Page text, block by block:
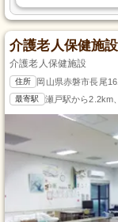
介護老人保健施
介護老人保健施設
住所 岡山県赤磐市長尾
最寄駅 瀬戸駅から2.2km